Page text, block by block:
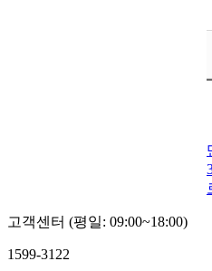
고객센터 (평일: 09:00~18:00)
1599-3122